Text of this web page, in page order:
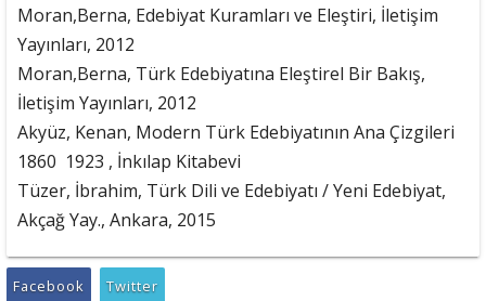
Moran,Berna, Edebiyat Kuramları ve Eleştiri, İletişim
Yayınları, 2012
Moran,Berna, Türk Edebiyatına Eleştirel Bir Bakış,
İletişim Yayınları, 2012
Akyüz, Kenan, Modern Türk Edebiyatının Ana Çizgileri
1860  1923 , İnkılap Kitabevi
Tüzer, İbrahim, Türk Dili ve Edebiyatı / Yeni Edebiyat,
Akçağ Yay., Ankara, 2015
Facebook Twitter